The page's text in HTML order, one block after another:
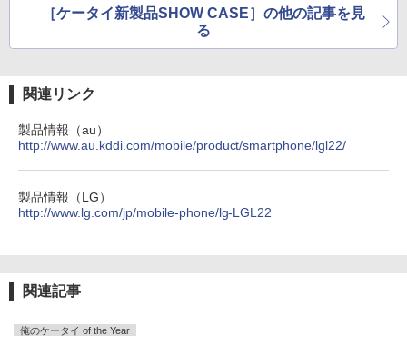
［ケータイ新製品SHOW CASE］の他の記事を見
る
関連リンク
製品情報（au）
http://www.au.kddi.com/mobile/product/smartphone/lgl22/
製品情報（LG）
http://www.lg.com/jp/mobile-phone/lg-LGL22
関連記事
俺のケータイ of the Year